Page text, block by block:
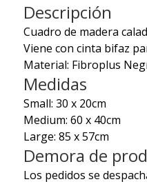
Descripción
Cuadro de madera
Viene con cinta bifaz
Material: Fibroplus
Medidas
Small: 30 x 20cm
Medium: 60 x 40cm
Large: 85 x 57cm
Demora de
Los pedidos se